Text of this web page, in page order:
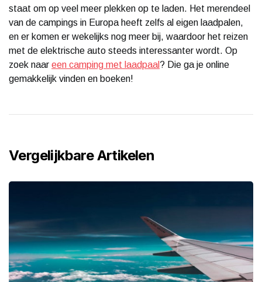
staat om op veel meer plekken op te laden. Het merendeel
van de campings in Europa heeft zelfs al eigen laadpalen,
en er komen er wekelijks nog meer bij, waardoor het reizen
met de elektrische auto steeds interessanter wordt. Op
zoek naar een camping met laadpaal ? Die ga je online
gemakkelijk vinden en boeken!
Vergelijkbare Artikelen